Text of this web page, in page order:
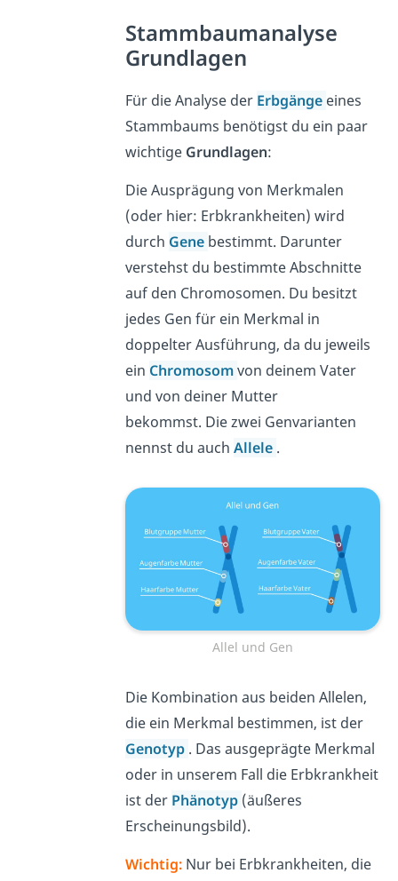
Stammbaumanalyse
Grundlagen
Für die Analyse der Erbgänge eines
Stammbaums benötigst du ein paar
wichtige Grundlagen:
Die Ausprägung von Merkmalen
(oder hier: Erbkrankheiten) wird
durch Gene bestimmt. Darunter
verstehst du bestimmte Abschnitte
auf den Chromosomen. Du besitzt
jedes Gen für ein Merkmal in
doppelter Ausführung, da du jeweils
ein Chromosomvon deinem Vater
und von deiner Mutter
bekommst. Die zwei Genvarianten
nennst du auchAllele .
Allel und Gen
Die Kombination aus beiden Allelen,
die ein Merkmal bestimmen, ist der
Genotyp . Das ausgeprägte Merkmal
oder in unserem Fall die Erbkrankheit
ist der Phänotyp (äußeres
Erscheinungsbild).
Wichtig: Nur bei Erbkrankheiten, die